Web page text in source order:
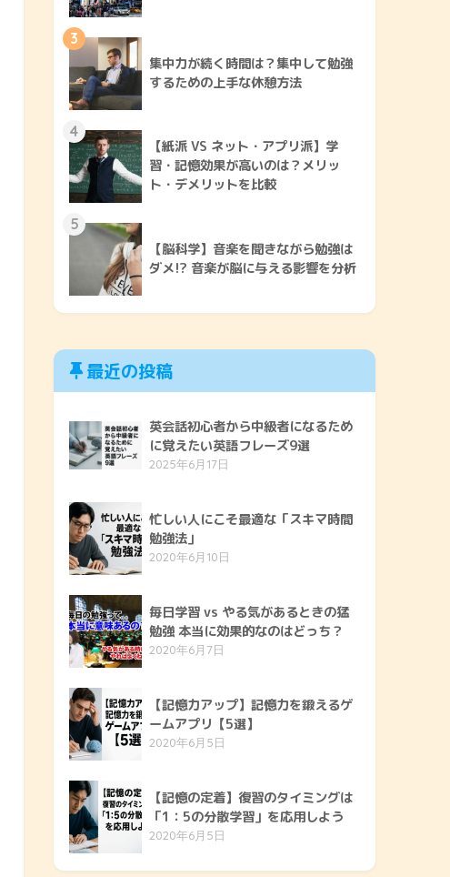
3
集中力が続く時間は？集中して勉強
するための上手な休憩方法
4
【紙派 VS ネット・アプリ派】学
習・記憶効果が高いのは？メリッ
ト・デメリットを比較
5
【脳科学】音楽を聞きながら勉強は
ダメ!? 音楽が脳に与える影響を分析
最近の投稿
英会話初心者から中級者になるため
に覚えたい英語フレーズ9選
2025年6月17日
忙しい人にこそ最適な「スキマ時間
勉強法」
2020年6月10日
毎日学習 vs やる気があるときの猛
勉強 本当に効果的なのはどっち？
2020年6月7日
【記憶力アップ】記憶力を鍛えるゲ
ームアプリ【5選】
2020年6月5日
【記憶の定着】復習のタイミングは
「1：5の分散学習」を応用しよう
2020年6月5日